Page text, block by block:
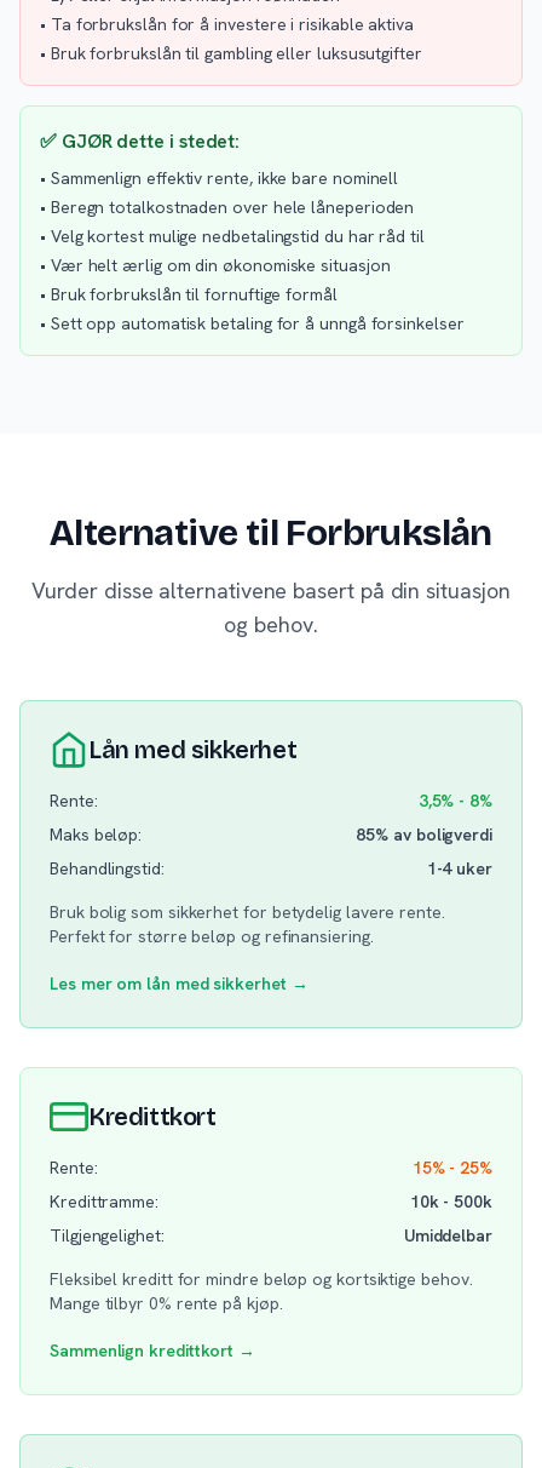
• Ta forbrukslån for å investere i risikable aktiva
• Bruk forbrukslån til gambling eller luksusutgifter
✅ GJØR dette i stedet:
• Sammenlign effektiv rente, ikke bare nominell
• Beregn totalkostnaden over hele låneperioden
• Velg kortest mulige nedbetalingstid du har råd til
• Vær helt ærlig om din økonomiske situasjon
• Bruk forbrukslån til fornuftige formål
• Sett opp automatisk betaling for å unngå forsinkelser
Alternative til Forbrukslån
Vurder disse alternativene basert på din situasjon
og behov.
Lån med sikkerhet
Rente:
3,5% - 8%
Maks beløp:
85% av boligverdi
Behandlingstid:
1-4 uker
Bruk bolig som sikkerhet for betydelig lavere rente.
Perfekt for større beløp og refinansiering.
Les mer om lån med sikkerhet →
Kredittkort
Rente:
15% - 25%
Kredittramme:
10k - 500k
Tilgjengelighet:
Umiddelbar
Fleksibel kreditt for mindre beløp og kortsiktige behov.
Mange tilbyr 0% rente på kjøp.
Sammenlign kredittkort →